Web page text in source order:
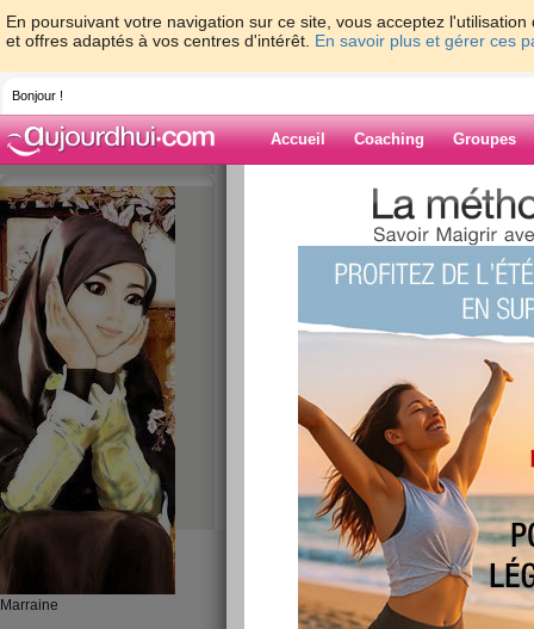
En poursuivant votre navigation sur ce site, vous acceptez
et offres adaptés à vos centres d'intérêt. En savoir plus et gérer ces
Bonjour !
Accueil Coaching Groupes
Marraine
> > Repas
Blog de
Repas du 09 mars
Coucou les filles, je poste
parce que je suis rentrée à
maman donc j'ai pas pu.
Grosse prise de conscience.
réré, il me reste plus qu'à
après-midi chez maman!
mon alimentation